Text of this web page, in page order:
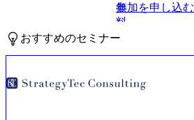
無
料
参加を申し込む
おすすめのセミナー